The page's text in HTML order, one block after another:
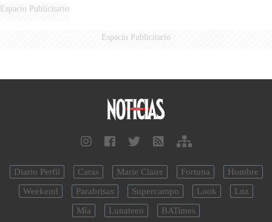
Espacio Publicitario
Espacio Publicitario
Diario Perfil Caras Marie Claire Fortuna
Hombre
Weekend
Parabrisas Supercampo Look
Luz
Mía
Lunateen BATimes